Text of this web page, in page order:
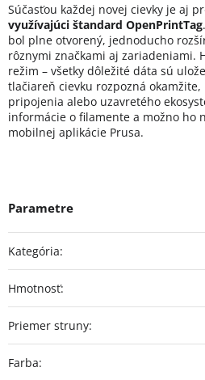
Súčasťou každej novej cievky je aj
využívajúci štandard OpenPrintTag
bol plne otvorený, jednoducho
rôznymi značkami aj zariadeniami.
režim – všetky dôležité dáta sú
tlačiareň cievku rozpozná
pripojenia alebo uzavretého
informácie o filamente a možno ho
mobilnej aplikácie Prusa.
Kategória:
Hmotnosť:
Priemer struny:
Farba: